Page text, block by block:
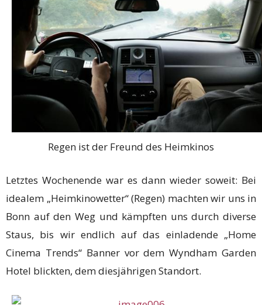
Regen ist der Freund des Heimkinos
Letztes Wochenende war es dann wieder soweit: Bei
idealem „Heimkinowetter“ (Regen) machten wir uns in
Bonn auf den Weg und kämpften uns durch diverse
Staus, bis wir endlich auf das einladende „Home
Cinema Trends“ Banner vor dem Wyndham Garden
Hotel blickten, dem diesjährigen Standort.